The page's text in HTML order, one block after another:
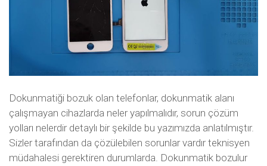
Dokunmatiği bozuk olan telefonlar, dokunmatik alanı
çalışmayan cihazlarda neler yapılmalıdır, sorun çözüm
yolları nelerdir detaylı bir şekilde bu yazımızda anlatılmıştır.
Sizler tarafından da çözülebilen sorunlar vardır teknisyen
müdahalesi gerektiren durumlarda. Dokunmatik bozulur